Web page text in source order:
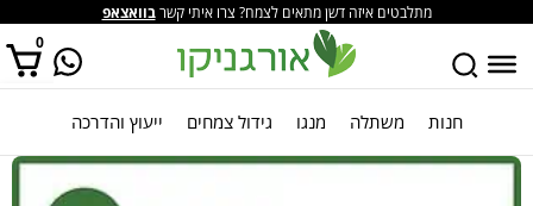
מתלבטים איזה דשן מתאים לצמח? צרו איתי קשרבוואצאפ
0
אין מוצרים בסל הקניות. חנות משתלה מנגו גידול צמחים ייעוץ והדרכה